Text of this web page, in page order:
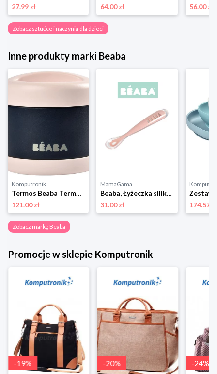
27.99 zł
64.00 zł
56.00 zł
Zobacz sztućce i naczynia dla dzieci
Inne produkty marki Beaba
Komputronik
Termos Beaba Termos 500 ml Light Pink/Night Blue granatowy
121.00 zł
MamaGama
Beaba, Łyżeczka silikonowa old pink 4m+
31.00 zł
174.57 zł
Zobacz markę Beaba
Promocje w sklepie Komputronik
-19% -20% -24%